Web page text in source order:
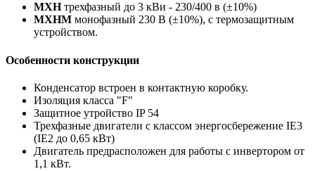
MXHтрехфазный до 3 кВи - 230/400 в (±10%)
MXHM монофазный 230 В (±10%), с термозащитным
устройством.
Особенности конструкции
Конденсатор встроен в контактную коробку.
Изоляция класса "F"
Защитное утройство IP 54
Трехфазные двигатели с классом энергосбережение IE3
(IE2 до 0,65 кВт)
Двигатель предрасположен для работы с инвертором от
1,1 кВт.